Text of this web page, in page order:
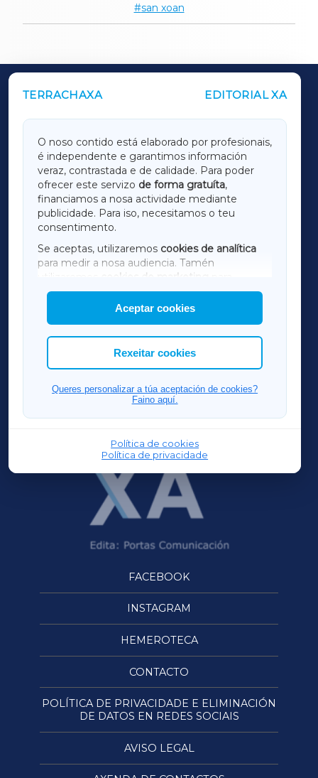
san xoan
TERRACHAXA EDITORIAL XA
O noso contido está elaborado por profesionais,
é independente e garantimos información
veraz, contrastada e de calidade. Para poder
ofrecer este servizo de forma gratuíta,
financiamos a nosa actividade mediante
publicidade. Para iso, necesitamos o teu
consentimento.
Se aceptas, utilizaremos cookies de analítica
para medir a nosa audiencia. Tamén
utilizaremos
cookies de marketing
mostrar publicidade de terceiros.
Así mesmo, podes personalizar a elección das
cookies que desexas permitir.
Aceptar cookies
Rexeitar cookies
Queres personalizar a túa aceptación de cookies?
Faino aquí.
Política de cookies
Política de privacidade
OUTROS PERIÓDICOS
LUGOXA
TERRACHAXA
AMARIÑAXA
RIBEIRASACRAXA
ACORUÑAXA
FERROLXA
OURENSEXA
FACEBOOK
INSTAGRAM
HEMEROTECA
CONTACTO
POLÍTICA DE PRIVACIDADE E ELIMINACIÓN
DE DATOS EN REDES SOCIAIS
AVISO LEGAL